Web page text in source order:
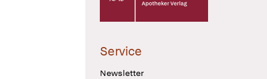
Service
Newsletter